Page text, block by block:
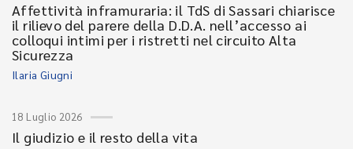
Affettività inframuraria: il TdS di Sassari chiarisce
il rilievo del parere della D.D.A. nell’accesso ai
colloqui intimi per i ristretti nel circuito Alta
Sicurezza
Ilaria Giugni
18 Luglio 2026
Il giudizio e il resto della vita